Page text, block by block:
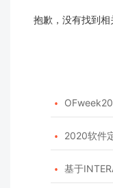
抱歉，没有找到

 2020软件
 基于